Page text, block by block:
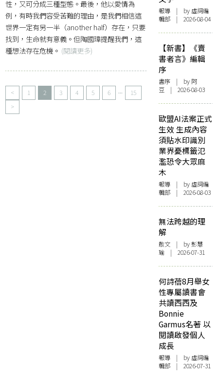
性，又可分成三種型態。最後，他以愛情為
例，有時我們容受苦難的理由，是我們相信這
世界一定有另一半（another half）存在，只要
找到，生命就有意義。但陶國璋提醒我們，這
種想法存在危機。 (閱讀更多)
< 1 2 3 4 5 6 ...
15
>
報導 | by 虛詞編
輯部 | 2026-08-04
【新書】《賣
書者言》編輯
序
書序 | by 阿
豆 | 2026-08-03
歐盟AI法案正式
生效 生成內容
須貼水印識別
業界憂標籤氾
濫恐令大眾麻
木
報導 | by 虛詞編
輯部 | 2026-08-03
無法跨越的理
解
散文 | by 彭慧
瑜 | 2026-07-31
何詩蓓8月舉女
性專屬讀書會
共讀西西及
Bonnie
Garmus名著 以
閱讀啟發個人
成長
報導 | by 虛詞編
輯部 | 2026-07-31